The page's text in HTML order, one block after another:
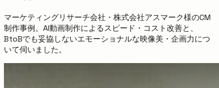
マーケティングリサーチ会社・株式会社アスマーク様のCM
制作事例。AI動画制作によるスピード・コスト改善と、
BtoBでも妥協しないエモーショナルな映像美・企画力につ
いて伺いました。